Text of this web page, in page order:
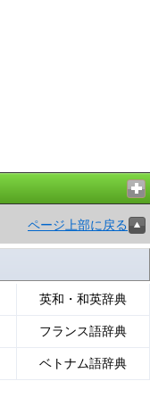
ページ上部に戻る
英和・和英辞典
フランス語辞典
ベトナム語辞典